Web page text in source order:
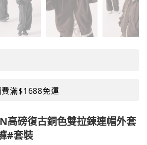
滿$1688免運
高磅復古銅色雙拉鍊連帽外套
#套裝